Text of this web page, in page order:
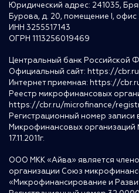
Юридический адрес: 241035,
Бурова, д. 20, помещение I, офис
ИНН 3255517143
ОГРН 1113256019469
Центральный банк Российской
Официальный сайт: https://
Интернет приемная: https://
Реестр микрофинансовых
https://cbr.ru/microfinance/
Регистрационный номер записи
Микрофинансовых организаций
17.11.2011г.
ООО МКК «Айва» является
организации Союз
«Микрофинансирование и